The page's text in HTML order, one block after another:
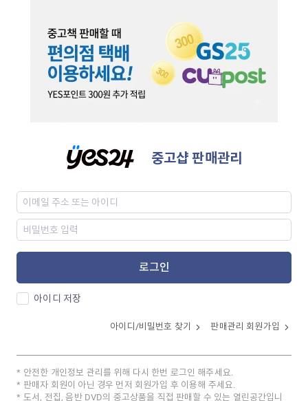
중고샵 판매관리
로그인
아이디 저장
아이디/비밀번호 찾기 판매관리 회원가입
안전한 개인정보 관리를 위해 다시 한번 로그인 해주세요.
판매자 회원이 아닌 경우 먼저 회원가입 후 이용해 주세요.
도서, 전집, 음반 DVD의 중고상품을 직접 판매할 수 있는 열린공간입니